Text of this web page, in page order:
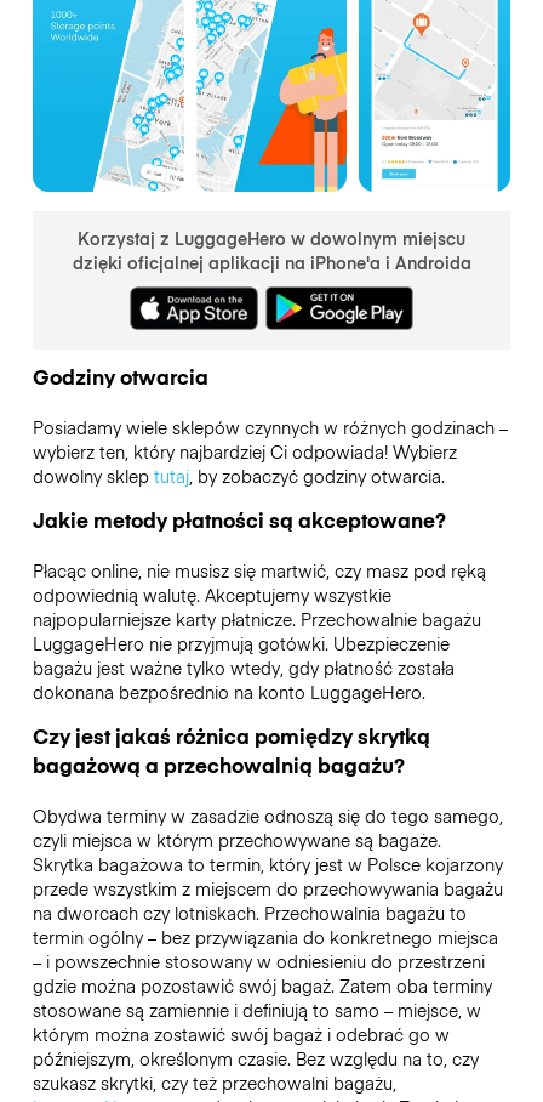
Korzystaj z LuggageHero w dowolnym miejscu
dzięki oficjalnej aplikacji na iPhone'a i Androida
Godziny otwarcia
Posiadamy wiele sklepów czynnych w różnych godzinach –
wybierz ten, który najbardziej Ci odpowiada! Wybierz
dowolny sklep tutaj, by zobaczyć godziny otwarcia.
Jakie metody płatności są akceptowane?
Płacąc online, nie musisz się martwić, czy masz pod ręką
odpowiednią walutę. Akceptujemy wszystkie
najpopularniejsze karty płatnicze. Przechowalnie bagażu
LuggageHero nie przyjmują gotówki. Ubezpieczenie
bagażu jest ważne tylko wtedy, gdy płatność została
dokonana bezpośrednio na konto LuggageHero.
Czy jest jakaś różnica pomiędzy skrytką
bagażową a przechowalnią bagażu?
Obydwa terminy w zasadzie odnoszą się do tego samego,
czyli miejsca w którym przechowywane są bagaże.
Skrytka bagażowa to termin, który jest w Polsce kojarzony
przede wszystkim z miejscem do przechowywania bagażu
na dworcach czy lotniskach. Przechowalnia bagażu to
termin ogólny – bez przywiązania do konkretnego miejsca
– i powszechnie stosowany w odniesieniu do przestrzeni
gdzie można pozostawić swój bagaż. Zatem oba terminy
stosowane są zamiennie i definiują to samo – miejsce, w
którym można zostawić swój bagaż i odebrać go w
późniejszym, określonym czasie. Bez względu na to, czy
szukasz skrytki, czy też przechowalni bagażu,